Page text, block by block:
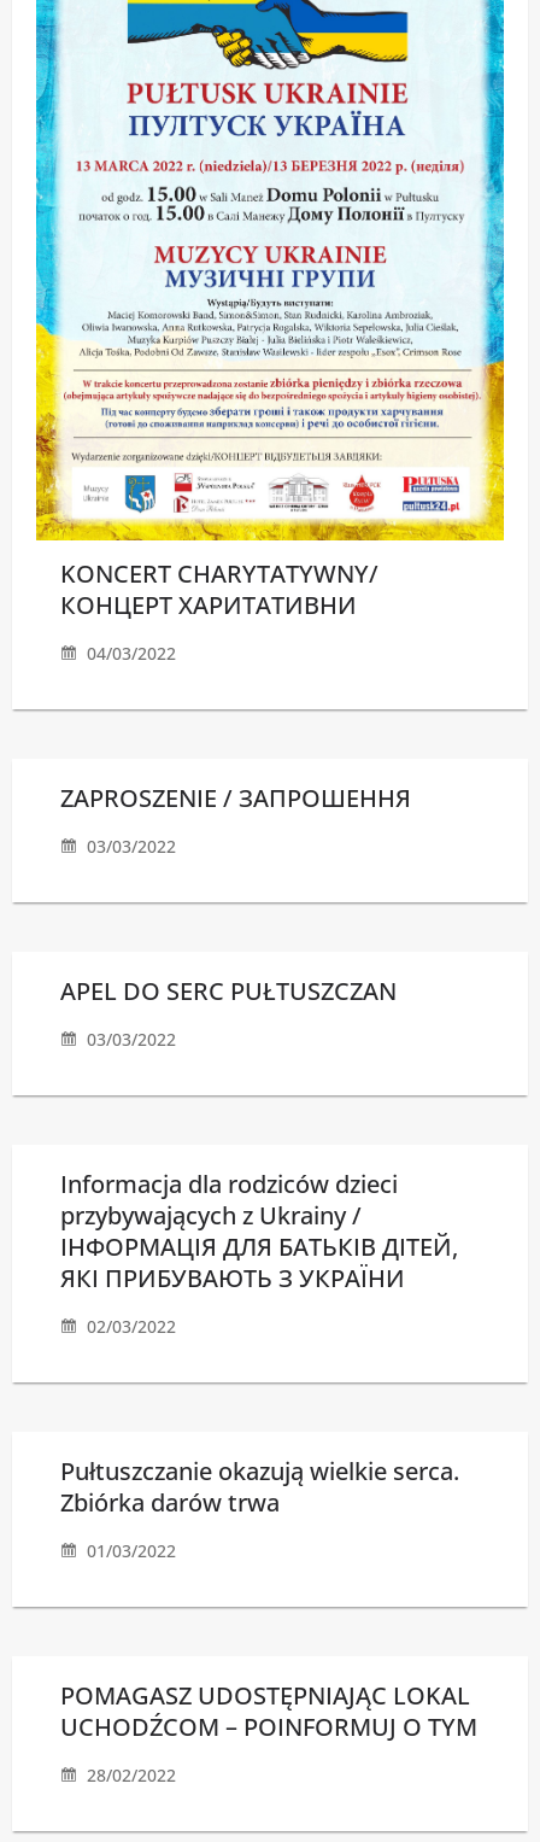
KONCERT CHARYTATYWNY/
КОНЦЕРТ ХАРИТАТИВНИ
04/03/2022
ZAPROSZENIE / ЗАПРОШЕННЯ
03/03/2022
APEL DO SERC PUŁTUSZCZAN
03/03/2022
Informacja dla rodziców dzieci
przybywających z Ukrainy /
ІНФОРМАЦІЯ ДЛЯ БАТЬКІВ ДІТЕЙ,
ЯКІ ПРИБУВАЮТЬ З УКРАЇНИ
02/03/2022
Pułtuszczanie okazują wielkie serca.
Zbiórka darów trwa
01/03/2022
POMAGASZ UDOSTĘPNIAJĄC LOKAL
UCHODŹCOM – POINFORMUJ O TYM
28/02/2022